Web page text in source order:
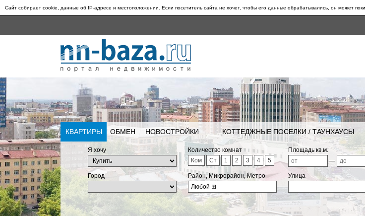
Сайт собирает cookie, данные об IP-адресе и местоположении. Если посетитель сайта не хочет, чтобы его данные обрабатывались, он может
КВАРТИРЫ ОБМЕН НОВОСТРОЙКИ КОТТЕДЖНЫЕ ПОСЕЛКИ / ТАУНХАУСЫ
Я хочу
Количество комнат
Ком
Ст 1 2 3 4 5
Площадь кв.м.
—
Город
Район, Микрорайон, Метро
Любой ⊞
Улица